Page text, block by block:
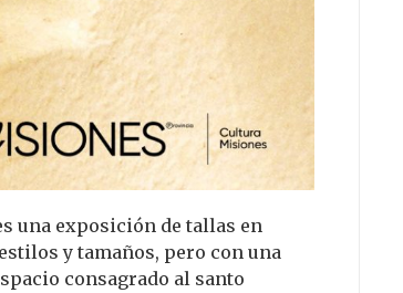
una exposición de tallas en
y tamaños, pero con una
consagrado al santo